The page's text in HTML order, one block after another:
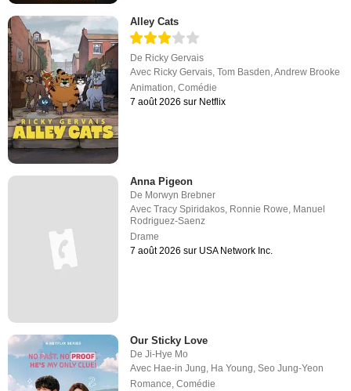
Alley Cats
De Ricky Gervais
Avec Ricky Gervais,Tom Basden,Andrew Brooke
Animation,Comédie
7 août 2026 sur Netflix
Anna Pigeon
De Morwyn Brebner
AvecTracy Spiridakos Ronnie Rowe Manuel
Rodriguez-Saenz
Drame
7 août 2026 sur USA Network Inc.
Our Sticky Love
DeJi-Hye Mo
Avec Hae-in Jung, Ha Young,Seo Jung-Yeon
Romance,Comédie